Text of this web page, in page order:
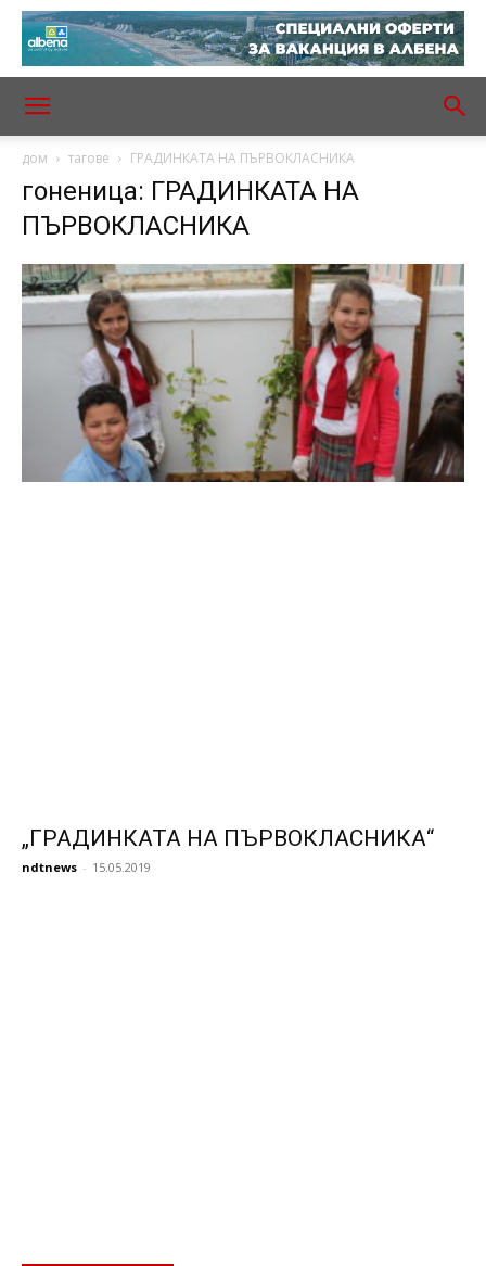
дом тагове ГРАДИНКАТА НА ПЪРВОКЛАСНИКА
гоненица: ГРАДИНКАТА НА
ПЪРВОКЛАСНИКА
„ГРАДИНКАТА НА ПЪРВОКЛАСНИКА“
ndtnews - 15.05.2019